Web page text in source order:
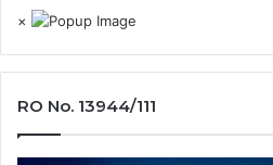
×
RO No. 13944/111